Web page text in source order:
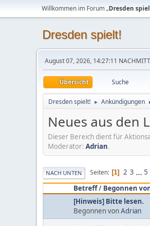
Willkommen im Forum „Dresden
Dresden spielt!
August 07, 2026, 14:27:11
Übersicht Suche
Dresden spielt! ► Ankündigungen
Neues aus den
Dieser Bereich dient für
Moderator: Adrian.
NACH UNTEN Seiten 1 2 3 ... 5
Betreff/ Begonnen
[Hinweis] Bitte lesen.
Begonnen vonAdrian